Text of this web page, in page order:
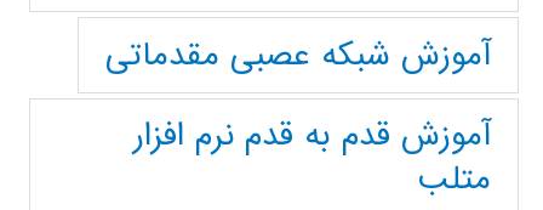
آموزش شبکه عصبی مقدماتی
آموزش قدم به قدم نرم افزار
متلب